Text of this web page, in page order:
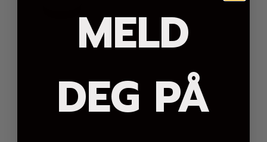
MELD
DEG PÅ